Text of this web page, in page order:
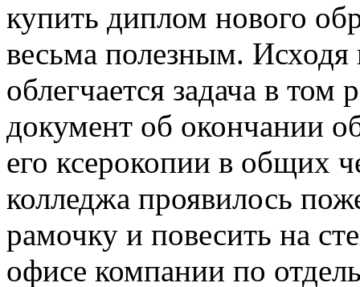
купить диплом нового
весьма полезным. Исходя
облегчается задача в том
документ об окончании
его ксерокопии в общих
колледжа проявилось
рамочку и повесить на
офисе компании по